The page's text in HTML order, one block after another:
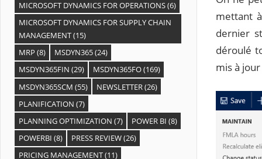
mettant
dernier
déroulé
mis à
MICROSOFT DYNAMICS FOR OPERATIONS(6)
MICROSOFT DYNAMICS FOR SUPPLY CHAIN
MANAGEMENT(15)
MRP (8) MSDYN365(24)
MSDYN365FIN (29) MSDYN365FO(169)
MSDYN365SCM (55) NEWSLETTER(26)
PLANIFICATION (7)
PLANNING OPTIMIZATION (7) POWER BI (8)
POWERBI (8) PRESS REVIEW(26)
PRICING MANAGEMENT(11)